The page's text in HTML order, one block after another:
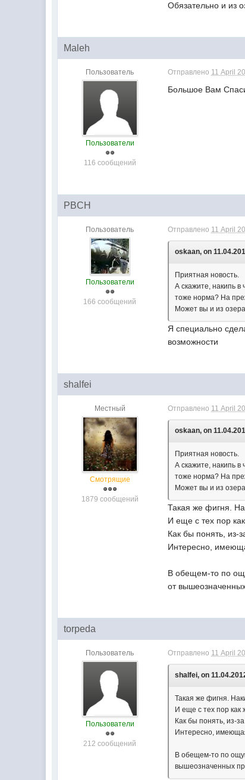
Обязательно и из
Maleh
Пользователь
Пользователи
116 сообщений
Отправлено 11 April
Большое Вам
PBCH
Пользователь
Пользователи
166 сообщений
Отправлено 11 April
oskaan, on
Приятная новость.
А скажите, накипь
тоже норма? На
Может вы и из
Я специально
возможности
shalfei
Местный
Смотрящие
1879 сообщений
Отправлено 11 April
oskaan, on
Приятная новость.
А скажите, накипь
тоже норма? На
Может вы и из
Такая же фигня.
И еще с тех пор
Как бы понять, из-
Интересно,
В обещем-то по
от
torpeda
Пользователь
Пользователи
212 сообщений
Отправлено 11 April
shalfei, on
Такая же фигня.
И еще с тех пор как
Как бы понять, из-
Интересно,
В обещем-то по
вышеозначенных